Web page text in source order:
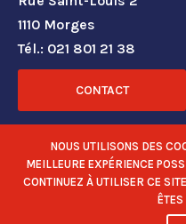
1110 Morges
Tél.: 021 801 21 38
CONTACT
RÉSEAUX SOCIAUX
NOUS UTILISONS DES
MEILLEURE EXPÉRIENCE
CONTINUEZ À UTILISER CE